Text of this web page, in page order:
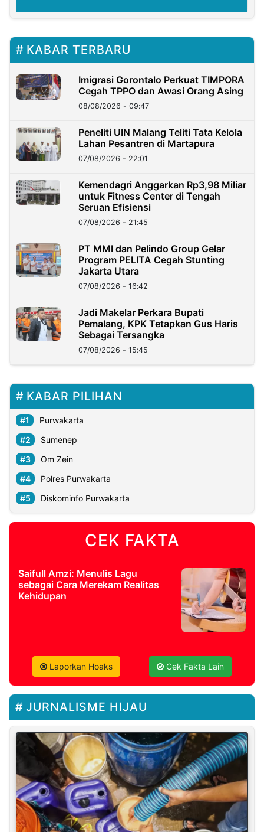
KABAR TERBARU
Imigrasi Gorontalo Perkuat TIMPORA
Cegah TPPO dan Awasi Orang Asing
08/08/2026 - 09:47
Peneliti UIN Malang Teliti Tata Kelola
Lahan Pesantren di Martapura
07/08/2026 - 22:01
Kemendagri Anggarkan Rp3,98 Miliar
untuk Fitness Center di Tengah
Seruan Efisiensi
07/08/2026 - 21:45
PT MMI dan Pelindo Group Gelar
Program PELITA Cegah Stunting
Jakarta Utara
07/08/2026 - 16:42
Jadi Makelar Perkara Bupati
Pemalang, KPK Tetapkan Gus Haris
Sebagai Tersangka
07/08/2026 - 15:45
KABAR PILIHAN
Purwakarta
Sumenep
Om Zein
Polres Purwakarta
Diskominfo Purwakarta
CEK FAKTA
Saifull Amzi: Menulis Lagu
sebagai Cara Merekam Realitas
Kehidupan
Laporkan Hoaks Cek Fakta Lain
JURNALISME HIJAU